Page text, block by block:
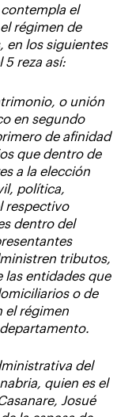
el
régimen de
en los siguientes
5 reza así:
o unión
en segundo
de afinidad
que dentro de
a la elección
política,
respectivo
dentro del
tributos,
las entidades que
o de
el régimen
del
quien es el
Josué